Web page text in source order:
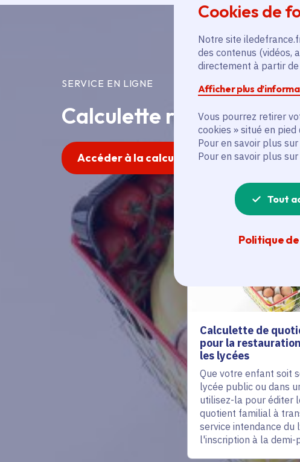
Cookies de
Notre site
des contenus (vidéos,
directement à partir de
Afficher plus
Vous pourrez retirer
cookies » situé en pied
Pour en savoir plus
Pour en savoir plus
Tout
Politique
SERVICE EN LIGNE
Calculette restauration
Accéder à la calculette
Calculette de
pour la
les lycées
Que votre enfant soit
lycée public ou dans
utilisez-la pour éditer
quotient familial à
service intendance du
l'inscription à la demi-